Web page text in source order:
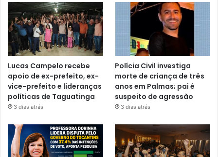
Lucas Campelo recebe
apoio de ex-prefeito, ex-
vice-prefeito e lideranças
políticas de Taguatinga
3 dias atrás
Polícia Civil investiga
morte de criança de três
anos em Palmas; pai é
suspeito de agressão
3 dias atrás